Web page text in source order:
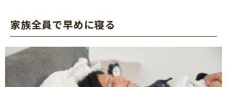
家族全員で早めに寝る